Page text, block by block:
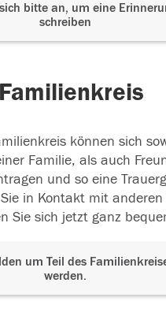
bitte an, um eine
schreiben
Familienkreis
können sich
Familie, als auch
und so eine
in Kontakt mit
Sie sich jetzt ganz
um Teil des
werden.